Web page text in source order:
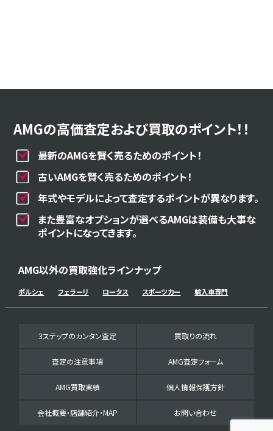
AMGの高価査定および買取のポイント！！
最新のAMGを賢く売るためのポイント！
古いAMGを賢く売るためのポイント！
年式やモデルによって査定するポイントが異なります。
また豊富なオプションが選べるAMGは装備も大事な
ポイントになってきます。
AMG以外の買取強化ラインナップ
ポルシェ フェラーリ ロータス スポーツカー 輸入車専門
3ステップのカンタン査定 買取りの流れ
査定の注意事項 AMG査定フォーム
AMG買取実績 個人情報保護方針
会社概要・店舗紹介・MAP お問い合わせ